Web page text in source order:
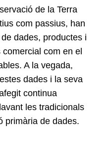
de la Terra
com passius, han
dades, productes i
comercial com en el
A la vegada,
dades i la seva
continua
les tradicionals
primària de dades.